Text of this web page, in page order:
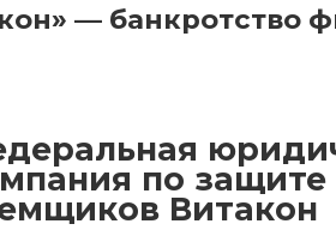
— банкротство
по защите
Витакон